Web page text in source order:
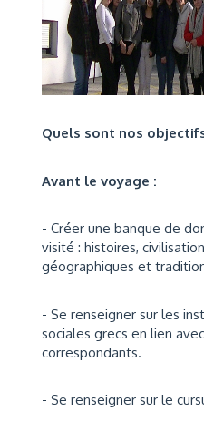
Quels sont nos
Avant le voyage :
- Créer une banque de
visité : histoires,
géographiques et
- Se renseigner sur les
sociales grecs en lien
correspondants.
- Se renseigner sur le